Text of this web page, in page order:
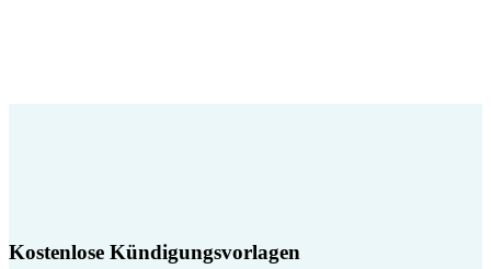
Kostenlose Kündigungsvorlagen